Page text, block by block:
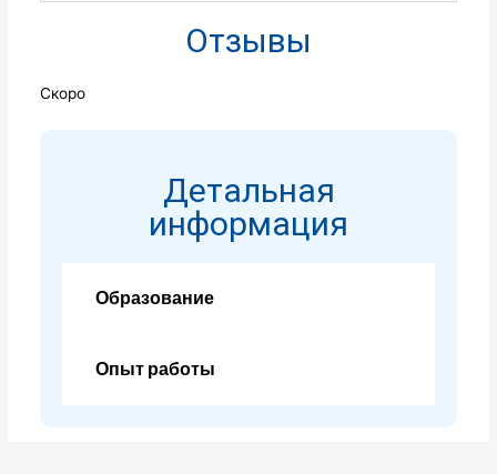
Отзывы
Скоро
Детальная
информация
Образование
Опыт работы